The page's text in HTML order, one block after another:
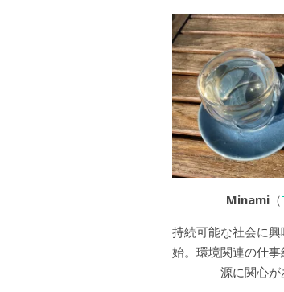
Minami （
持続可能な社会に
始。環境関連の仕
源に関心が